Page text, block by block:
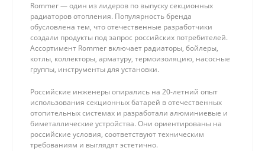
Rommer — один из лидеров по выпуску секционных
радиаторов отопления. Популярность бренда
обусловлена тем, что отечественные разработчики
создали продукты под запрос российских потребителей.
Ассортимент Rommer включает радиаторы, бойлеры,
котлы, коллекторы, арматуру, термоизоляцию, насосные
группы, инструменты для установки.
Российские инженеры опирались на 20-летний опыт
использования секционных батарей в отечественных
отопительных системах и разработали алюминиевые и
биметаллические устройства. Они ориентированы на
российские условия, соответствуют техническим
требованиям и выглядят эстетично.